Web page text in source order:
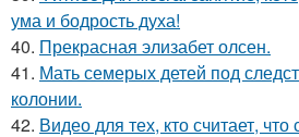
ума и бодрость духа!
40. Прекрасная элизабет олсен.
41. Мать семерых детей под
колонии.
42. Видео для тех, кто считает,